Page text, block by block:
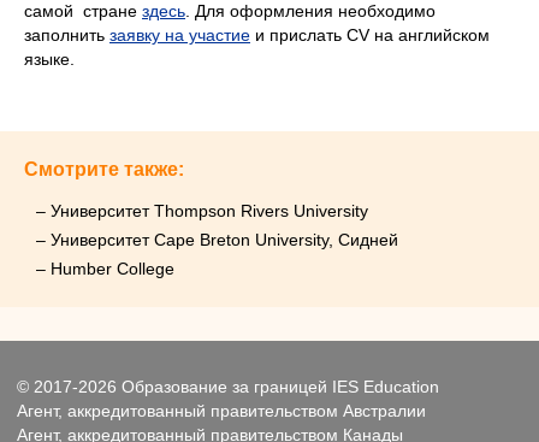
самой стране здесь Для оформления необходимо
заполнить заявку на участие и прислать СV на английском
языке.
Смотрите также:
– Университет Thompson Rivers University
– Университет Cape Breton University, Сидней
– Humber College
© 2017-2026 Образование за границей IES Education
Агент, аккредитованный правительством Австралии
Агент, аккредитованный правительством Канады